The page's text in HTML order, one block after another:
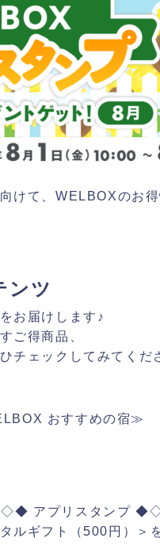
けて、WELBOXのお
ンツ
お届けします♪
ご得商品、
チェックしてみてくだ
おすすめの宿≫
◇◆ アプリスタンプ
ルギフト（500円）＞